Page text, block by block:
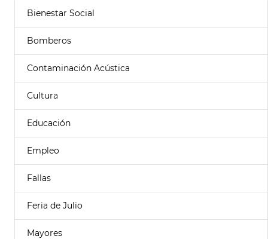
Bienestar Social
Bomberos
Contaminación Acústica
Cultura
Educación
Empleo
Fallas
Feria de Julio
Mayores